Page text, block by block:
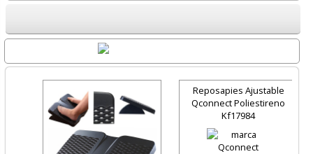
Reposapies Ajustable
Qconnect Poliestireno
Kf17984